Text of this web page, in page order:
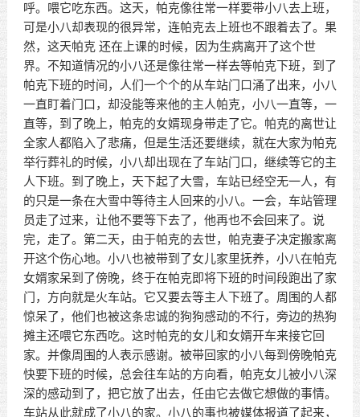
呼。喂它吃东西。这天，帕克像往常一样要带小八去上班，
可是小八却表现的很异常，连帕克去上班也不跟着去了。果
然，这天帕克 还在上课的时候，因为生病离开了这个世
界。不知道情况的小八还是像往常一样去等帕克下班，到了
帕克下班的时间，人们一个个的从车站门口涌了出来，小八
一直盯着门口，却没能等来他的主人帕克，小八一直等，一
直等，到了晚上，帕克的女婿现身带走了它。帕克的离世让
全家人都陷入了悲痛，但是生活还要继续，就在大家为帕克
举行葬礼的时候，小八却出现在了车站门口，继续等它的主
人下班。到了晚上，天下起了大雪，车站已经空无一人，有
的只是一条在大雪中等待主人回来的小八。一会，车站管理
员走了过来，让他不要等下去了，他再也不会回来了。说
完，走了。第二天，由于帕克的去世，帕克妻子决定搬家离
开这个伤心地。小八也被带到了女儿家里抚养，小八在帕克
女婿家呆到了傍晚，终于在帕克即将下班的时间段跑出了家
门，方向就是火车站。它又要去等主人下班了。周围的人都
惊呆了，他们也被这条忠诚的狗狗感动的不行，旁边的热狗
摊主还喂它东西吃。这时帕克的女儿和女婿开车来接它回
家。并像周围的人表示感谢。被带回家的小八每到傍晚帕克
快要下班的时候，总会往车站的方向看，帕克女儿被小八深
深的感动到了，把它放了出去，任由它去做它想做的事情。
车站从此就成了小八的家。小八的事也被媒体报道了起来，